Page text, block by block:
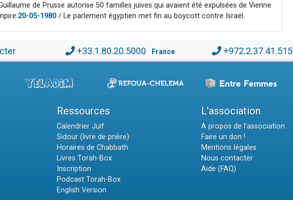
de Prusse autorise 50 familles juives qui avaient été expulsées de Vienne
20-05-1980 / Le parlement égyptien met fin au boycott contre Israël.
+33.1.80.20.5000 France +972.2.37.41.515
Ressources
Calendrier Juif
Sidour (livre de prière)
Horaires de Chabbath
Livres Torah-Box
Inscription
Podcast Torah-Box
English Version
L'association
A propos de l'association
Faire un don !
Mentions légales
Nous contacter
Aide (FAQ)